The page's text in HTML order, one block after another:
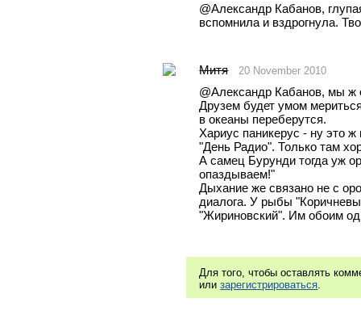
@Александр Кабанов,
вспомнила и вздрогнула.
Митя 20 November 2010
@Александр Кабанов, мы ж
Друзем будет умом
в океаны переберутся.
Хариус паникерус - ну это ж
"День Радио". Только там
А самец Бурунди тогда уж
опаздываем!"
Дыхание же связано не с
диалога. У рыбы
"Жириновский". Им обоим
Для того, чтобы оставлять
илизарегистрироваться